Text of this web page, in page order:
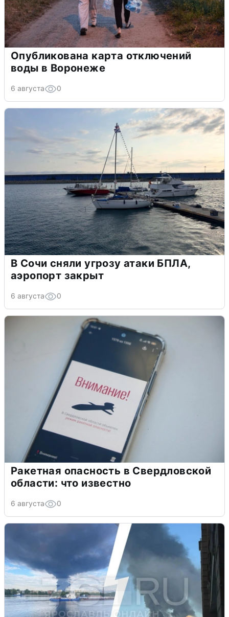
Опубликована карта отключений
воды в Воронеже
6 августа 0
В Сочи сняли угрозу атаки БПЛА,
аэропорт закрыт
6 августа 0
Ракетная опасность в Свердловской
области: что известно
6 августа 0